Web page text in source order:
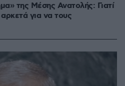
της Μέσης Ανατολής: Γιατί
για να τους